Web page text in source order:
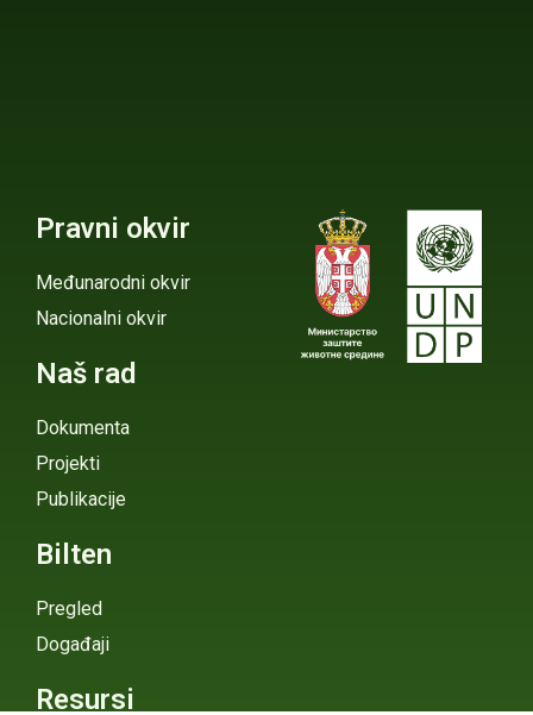
Pravni okvir
Međunarodni okvir
Nacionalni okvir
Naš rad
Dokumenta
Projekti
Publikacije
Bilten
Pregled
Događaji
Resursi